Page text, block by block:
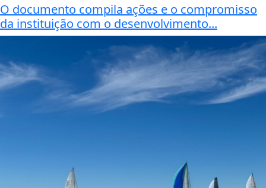
O documento compila ações e o compromisso
da instituição com o desenvolvimento...